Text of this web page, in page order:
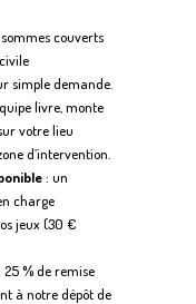
couverts
simple demande.
livre, monte
votre lieu
d’intervention.
: un
charge
jeux (30 €
% de remise
à notre dépôt de